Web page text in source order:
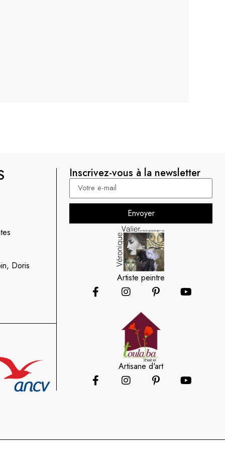
Doris
Inscrivez-vous à la newsletter
Envoyer
Artiste peintre
Artisane d'art